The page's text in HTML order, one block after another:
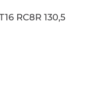
RC8R 130,5